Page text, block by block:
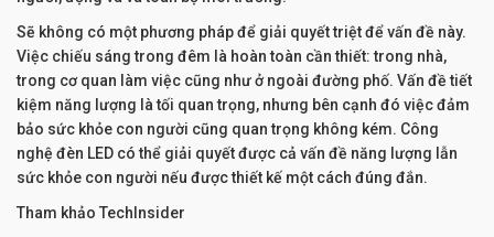
Sẽ không có một phương pháp để giải quyết triệt để vấn đề này.
Việc chiếu sáng trong đêm là hoàn toàn cần thiết: trong nhà,
trong cơ quan làm việc cũng như ở ngoài đường phố. Vấn đề tiết
kiệm năng lượng là tối quan trọng, nhưng bên cạnh đó việc đảm
bảo sức khỏe con người cũng quan trọng không kém. Công
nghệ đèn LED có thể giải quyết được cả vấn đề năng lượng lẫn
sức khỏe con người nếu được thiết kế một cách đúng đắn.
Tham khảo TechInsider